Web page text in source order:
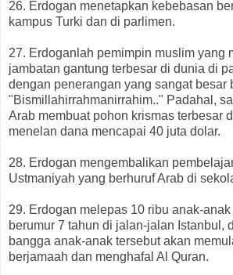
26. Erdogan menetapkan kebebasan
kampus Turki dan di parlimen.
27. Erdoganlah pemimpin muslim yang
jambatan gantung terbesar di dunia di
dengan penerangan yang sangat besar
"Bismillahirrahmanirrahim.." Padahal,
Arab membuat pohon krismas terbesar
menelan dana mencapai 40 juta dolar.
28. Erdogan mengembalikan
Ustmaniyah yang berhuruf Arab di
29. Erdogan melepas 10 ribu anak-
berumur 7 tahun di jalan-jalan Istanbul,
bangga anak-anak tersebut akan
berjamaah dan menghafal Al Quran.